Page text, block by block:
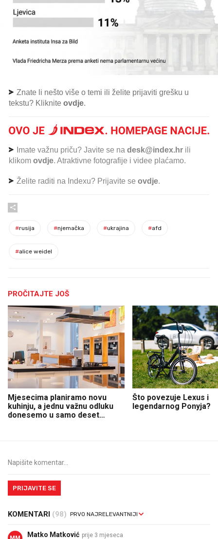
Znate li nešto više o temi ili želite prijaviti grešku u
tekstu? Kliknite ovdje.
Imate važnu priču? Javite se na desk@index.hr ili
klikom ovdje. Atraktivne fotografije i videe plaćamo.
Želite raditi na Indexu? Prijavite se ovdje.
#rusija #njemačka #ukrajina #afd
#alice weidel
PROČITAJTE JOŠ
Mjesecima planiramo novu
kuhinju, a jednu važnu odluku
donesemo u samo deset
Što povezuje Lexus i
legendarnog Ponyja?
PRIJAVITE SE
KOMENTARI (98)
Matko Matković prije 3 mjeseca